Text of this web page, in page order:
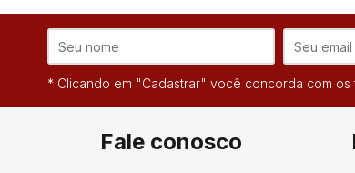
* Clicando em "Cadastrar" você concorda com
Fale conosco